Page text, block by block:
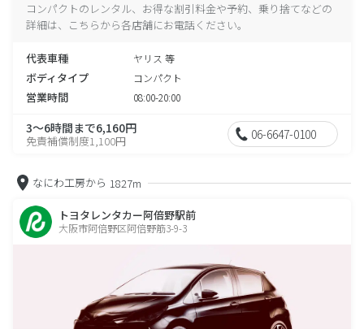
コンパクトのレンタル、お得な割引料金や予約、乗り捨てなどの
詳細は、こちらから各店舗にお電話ください。
代表車種 ヤリス 等
ボディタイプ コンパクト
営業時間 08:00-20:00
3～6時間まで6,160円
免責補償制度1,100円 06-6647-0100
なにわ工房から 1827m
トヨタレンタカー阿倍野駅前
大阪市阿倍野区阿倍野筋3-9-3